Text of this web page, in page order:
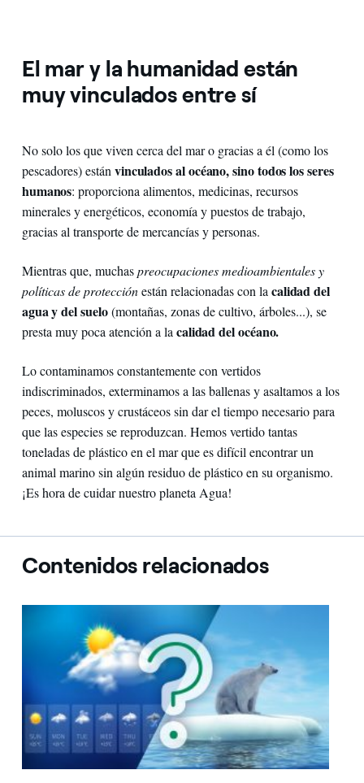
El mar y la humanidad están
muy vinculados entre sí
No solo los que viven cerca del mar o gracias a él (como los
pescadores) están vinculados al océano, sinotodos los seres
humanos: proporciona alimentos, medicinas, recursos
minerales y energéticos, economía y puestos de trabajo,
gracias al transporte de mercancías y personas.
Mientras que, muchaspreocupaciones medioambientales y
políticas de protecciónestán relacionadas con lacalidad del
agua y del suelo(montañas, zonas de cultivo, árboles...), se
presta muy poca atención a lacalidad del océano.
Lo contaminamos constantemente con vertidos
indiscriminados, exterminamos a las ballenas y asaltamos a los
peces, moluscos y crustáceos sin dar el tiempo necesario para
que las especies se reproduzcan. Hemos vertido tantas
toneladas de plástico en el mar que es difícil encontrar un
animal marino sin algún residuo de plástico en su organismo.
¡Es hora de cuidar nuestro planeta Agua!
Contenidos relacionados